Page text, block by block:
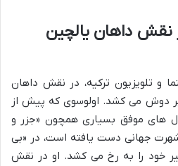
نقش داهان یالچین
و تلویزیون ترکیه، در نقش داهان
بر دوش می کشد. اولوسوی که پیش از
های موفق بسیاری همچون «جزر و
شهرت جهانی دست یافته است، در «بی
خود را به رخ می کشد. او در نقش